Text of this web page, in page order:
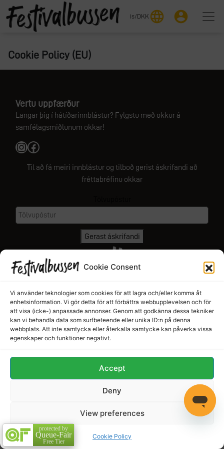
Cookie Consent
Vi använder teknologier som cookies för att lagra och/eller komma åt
enhetsinformation. Vi gör detta för att förbättra webbupplevelsen och för
att visa (icke-) anpassade annonser. Genom att godkänna dessa tekniker
kan vi behandla data som surfbeteende eller unika ID:n på denna
webbplats. Att inte samtycka eller återkalla samtycke kan påverka vissa
egenskaper och funktioner negativt.
Accept
Deny
View preferences
Cookie Policy
is/DKK language account_circle
Cookie Policy (EU)
Vertu uppfærður
Langar þig í hátíðarinnblástur? Fylgstu með okkur á
samfélagsmiðlunum okkar!
InstagramFacebook
Til að fá meiri innblástur og tilboð gerist áskrifandi að
fréttabréfinu okkar
Gerast áskrifandi
Copyright © 2026 Festivalbussen
protected by
Queue-Fair
Free Tier